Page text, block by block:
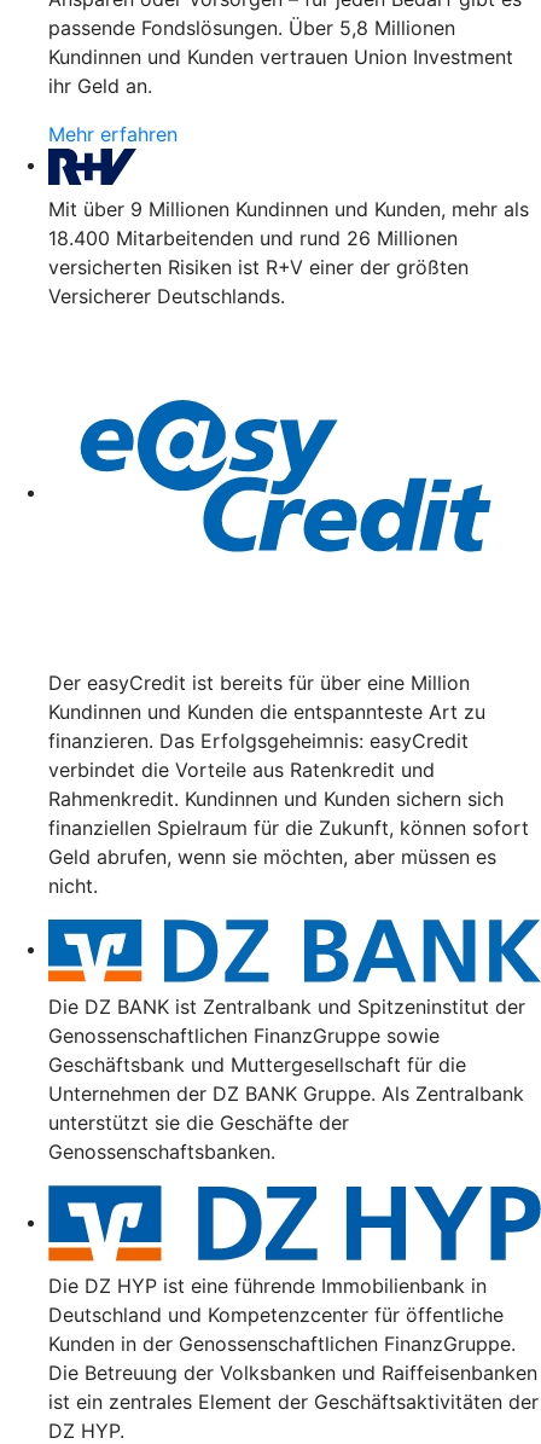
passende Fondslösungen. Über 5,8 Millionen
Kundinnen und Kunden vertrauen Union Investment
ihr Geld an.
Mehr erfahren
Mit über 9 Millionen Kundinnen und Kunden, mehr als
18.400 Mitarbeitenden und rund 26 Millionen
versicherten Risiken ist R+V einer der größten
Versicherer Deutschlands.
Der easyCredit ist bereits für über eine Million
Kundinnen und Kunden die entspannteste Art zu
finanzieren. Das Erfolgsgeheimnis: easyCredit
verbindet die Vorteile aus Ratenkredit und
Rahmenkredit. Kundinnen und Kunden sichern sich
finanziellen Spielraum für die Zukunft, können sofort
Geld abrufen, wenn sie möchten, aber müssen es
nicht.
Die DZ BANK ist Zentralbank und Spitzeninstitut der
Genossenschaftlichen FinanzGruppe sowie
Geschäftsbank und Muttergesellschaft für die
Unternehmen der DZ BANK Gruppe. Als Zentralbank
unterstützt sie die Geschäfte der
Genossenschaftsbanken.
Die DZ HYP ist eine führende Immobilienbank in
Deutschland und Kompetenzcenter für öffentliche
Kunden in der Genossenschaftlichen FinanzGruppe.
Die Betreuung der Volksbanken und Raiffeisenbanken
ist ein zentrales Element der Geschäftsaktivitäten der
DZ HYP.